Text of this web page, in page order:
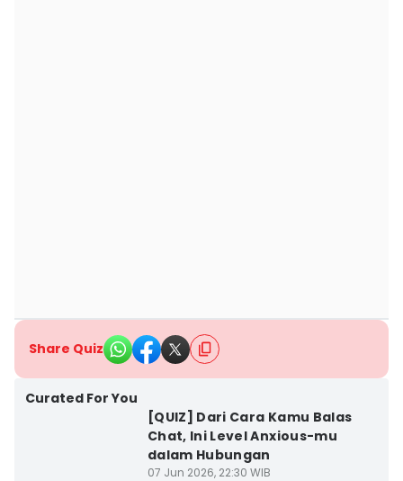
Share Quiz
Curated For You
[QUIZ] Dari Cara Kamu Balas
Chat, Ini Level Anxious-mu
dalam Hubungan
07 Jun 2026, 22:30 WIB